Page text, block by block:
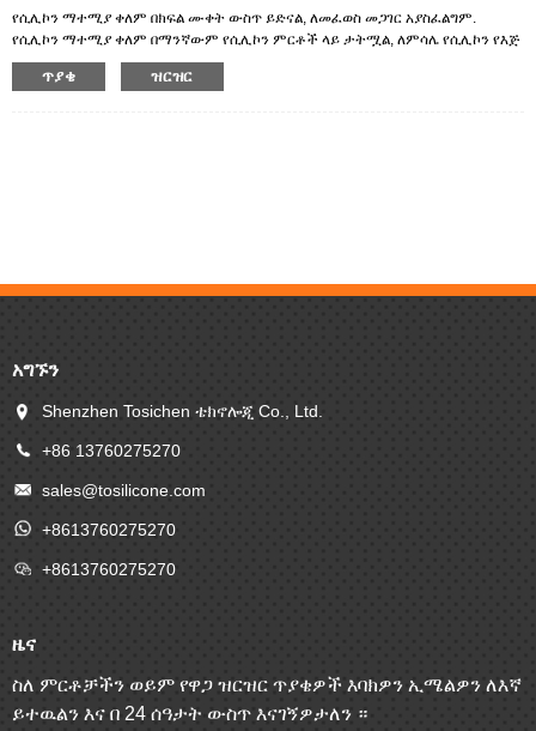
የሲሊኮን ማተሚያ ቀለም በክፍል ሙቀት ውስጥ ይድናል, ለመፈወስ መጋገር አያስፈልግም.
የሲሊኮን ማተሚያ ቀለም በማንኛውም የሲሊኮን ምርቶች ላይ ታትሟል, ለምሳሌ የሲሊኮን የእጅ
አንጓዎች, የሞባይል ስልክ መያዣዎች, የመዋኛ መያዣዎች እና የቁልፍ ሰሌዳዎች.
ሁሉም የሲሊኮን ማተሚያ ቀለም ቀለሞች ሊበጁ ይችላሉ.
ጥያቄ ዝርዝር
አግኙን
Shenzhen Tosichen ቴክኖሎጂ Co., Ltd.
+86 13760275270
sales@tosilicone.com
+8613760275270
+8613760275270
ዜና
ስለ ምርቶቻችን ወይም የዋጋ ዝርዝር ጥያቄዎች እባክዎን ኢሜልዎን ለእኛ
ይተዉልን እና በ 24 ሰዓታት ውስጥ እናገኝዎታለን ።